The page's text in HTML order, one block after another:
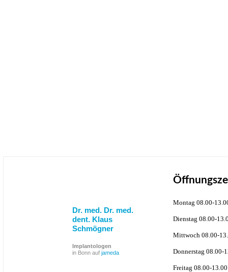
Dr. med. Dr. med.
dent. Klaus
Schmögner
Implantologen
in Bonn auf jameda
Montag 08.00-
Dienstag 08.00-
Mittwoch 08.00-
Donnerstag 08.00-
Freitag 08.00-